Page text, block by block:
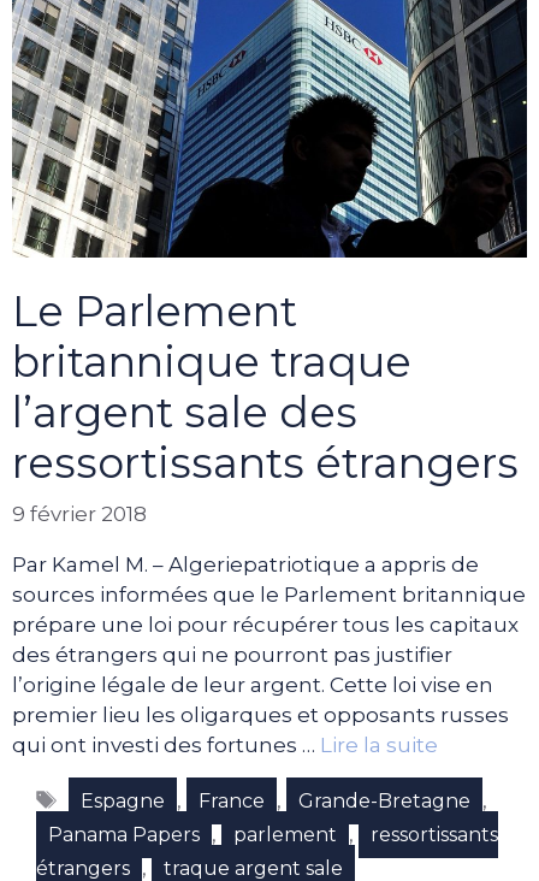
Le Parlement
britannique traque
l’argent sale des
ressortissants étrangers
9 février 2018
Par Kamel M. – Algeriepatriotique a appris de
sources informées que le Parlement britannique
prépare une loi pour récupérer tous les capitaux
des étrangers qui ne pourront pas justifier
l’origine légale de leur argent. Cette loi vise en
premier lieu les oligarques et opposants russes
qui ont investi des fortunes … Lire la suite
Étiquettes
Espagne , France , Grande-Bretagne ,
Panama Papers , parlement ,
ressortissants
étrangers , traque argent sale